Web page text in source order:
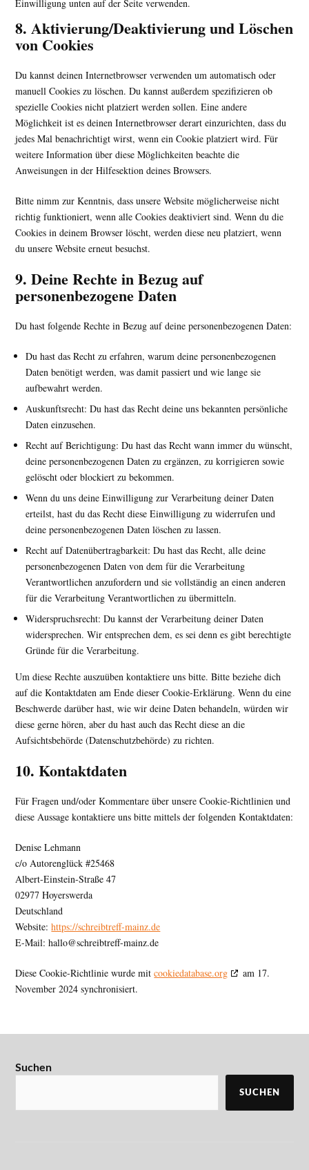
Einwilligung unten auf der Seite verwenden.
8. Aktivierung/Deaktivierung und Löschen
von Cookies
Du kannst deinen Internetbrowser verwenden um automatisch oder
manuell Cookies zu löschen. Du kannst außerdem spezifizieren ob
spezielle Cookies nicht platziert werden sollen. Eine andere
Möglichkeit ist es deinen Internetbrowser derart einzurichten, dass du
jedes Mal benachrichtigt wirst, wenn ein Cookie platziert wird. Für
weitere Information über diese Möglichkeiten beachte die
Anweisungen in der Hilfesektion deines Browsers.
Bitte nimm zur Kenntnis, dass unsere Website möglicherweise nicht
richtig funktioniert, wenn alle Cookies deaktiviert sind. Wenn du die
Cookies in deinem Browser löscht, werden diese neu platziert, wenn
du unsere Website erneut besuchst.
9. Deine Rechte in Bezug auf
personenbezogene Daten
Du hast folgende Rechte in Bezug auf deine personenbezogenen Daten:
Du hast das Recht zu erfahren, warum deine personenbezogenen
Daten benötigt werden, was damit passiert und wie lange sie
aufbewahrt werden.
Auskunftsrecht: Du hast das Recht deine uns bekannten persönliche
Daten einzusehen.
Recht auf Berichtigung: Du hast das Recht wann immer du wünscht,
deine personenbezogenen Daten zu ergänzen, zu korrigieren sowie
gelöscht oder blockiert zu bekommen.
Wenn du uns deine Einwilligung zur Verarbeitung deiner Daten
erteilst, hast du das Recht diese Einwilligung zu widerrufen und
deine personenbezogenen Daten löschen zu lassen.
Recht auf Datenübertragbarkeit: Du hast das Recht, alle deine
personenbezogenen Daten von dem für die Verarbeitung
Verantwortlichen anzufordern und sie vollständig an einen anderen
für die Verarbeitung Verantwortlichen zu übermitteln.
Widerspruchsrecht: Du kannst der Verarbeitung deiner Daten
widersprechen. Wir entsprechen dem, es sei denn es gibt berechtigte
Gründe für die Verarbeitung.
Um diese Rechte auszuüben kontaktiere uns bitte. Bitte beziehe dich
auf die Kontaktdaten am Ende dieser Cookie-Erklärung. Wenn du eine
Beschwerde darüber hast, wie wir deine Daten behandeln, würden wir
diese gerne hören, aber du hast auch das Recht diese an die
Aufsichtsbehörde (Datenschutzbehörde) zu richten.
10. Kontaktdaten
Für Fragen und/oder Kommentare über unsere Cookie-Richtlinien und
diese Aussage kontaktiere uns bitte mittels der folgenden Kontaktdaten:
Denise Lehmann
c/o Autorenglück #25468
Albert-Einstein-Straße 47
02977 Hoyerswerda
Deutschland
Website:https://schreibtreff-mainz.de
E-Mail:hallo@schreibtreff-mainz.de
Diese Cookie-Richtlinie wurde mitcookiedatabase.org
am 17.
November 2024 synchronisiert.
Suchen
SUCHEN